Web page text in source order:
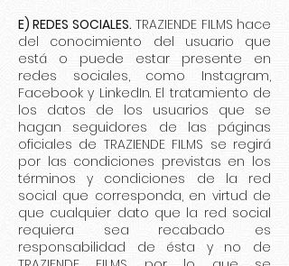
E) REDES SOCIALES. TRAZIENDE FILMS hace
del conocimiento del usuario que
está o puede estar presente en
redes sociales, como Instagram,
Facebook y LinkedIn. El tratamiento de
los datos de los usuarios que se
hagan seguidores de las páginas
oficiales de TRAZIENDE FILMS se regirá
por las condiciones previstas en los
términos y condiciones de la red
social que corresponda, en virtud de
que cualquier dato que la red social
requiera sea recabado es
responsabilidad de ésta y no de